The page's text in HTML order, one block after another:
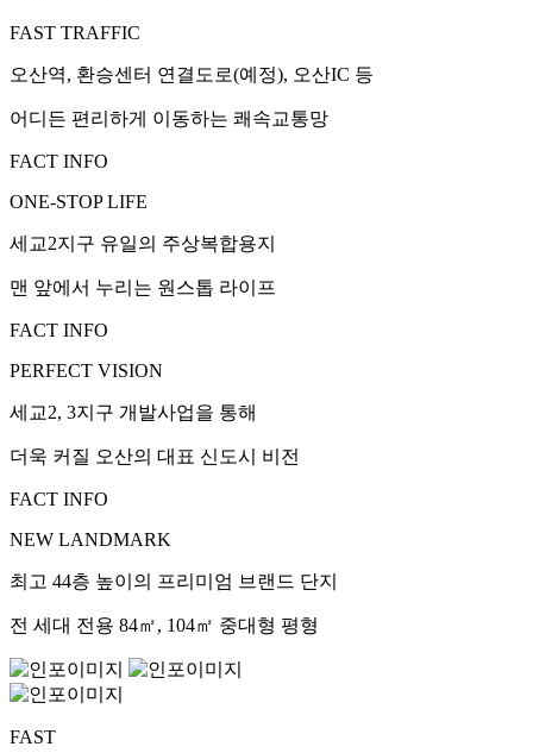
FAST TRAFFIC
오산역, 환승센터 연결도로(예정), 오산IC 등
어디든 편리하게 이동하는 쾌속교통망
FACT INFO
ONE-STOP LIFE
세교2지구 유일의 주상복합용지
맨 앞에서 누리는 원스톱 라이프
FACT INFO
PERFECT VISION
세교2, 3지구 개발사업을 통해
더욱 커질 오산의 대표 신도시 비전
FACT INFO
NEW LANDMARK
최고 44층 높이의 프리미엄 브랜드 단지
전 세대 전용 84㎡, 104㎡ 중대형 평형
FAST